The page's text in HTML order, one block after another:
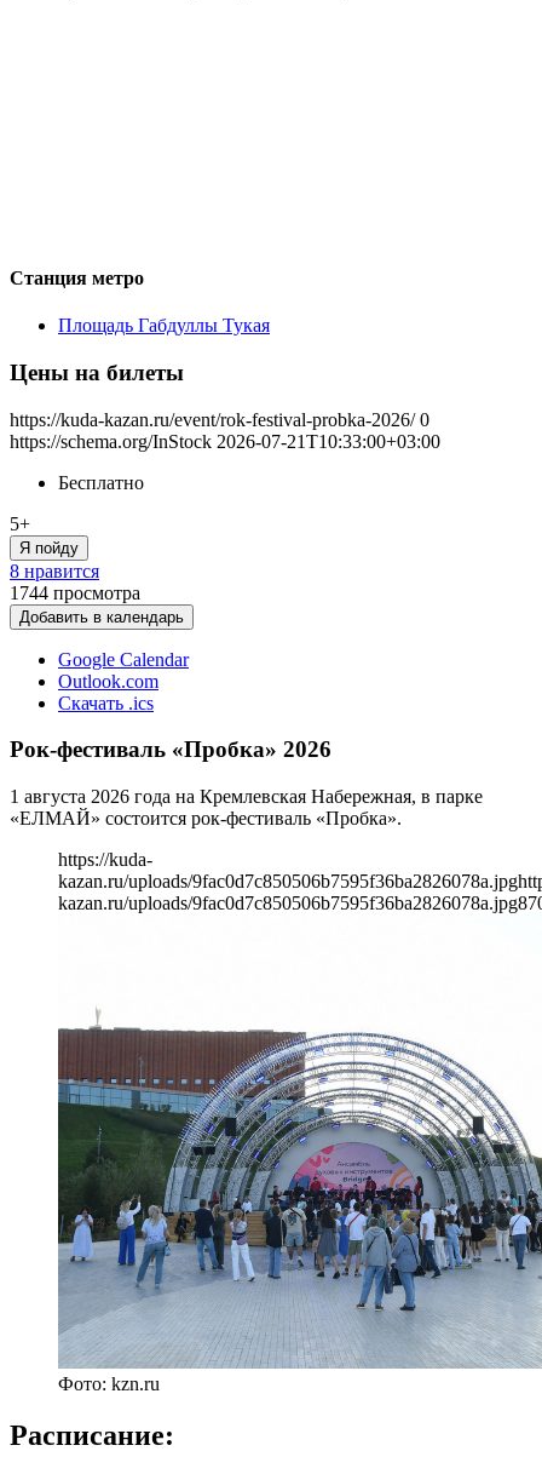
Станция метро
Площадь Габдуллы Тукая
Цены на билеты
https://kuda-kazan.ru/event/rok-festival-probka-2026/ 0
https://schema.org/InStock 2026-07-21T10:33:00+03:00
Бесплатно
5+
Я пойду
8 нравится
1744 просмотра
Добавить в календарь
Google Calendar
Outlook.com
Скачать .ics
Рок-фестиваль «Пробка» 2026
1 августа 2026 года на Кремлевская Набережная, в парке
«ЕЛМАЙ» состоится рок-фестиваль «Пробка».
https://kuda-
kazan.ru/uploads/9fac0d7c850506b7595f36ba2826078a.jpg
kazan.ru/uploads/9fac0d7c850506b7595f36ba2826078a.jpg
Фото: kzn.ru
Расписание: